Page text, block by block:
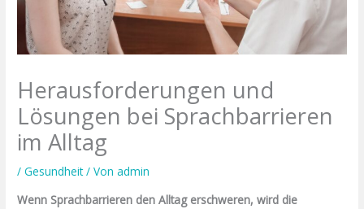
Herausforderungen und
Lösungen bei Sprachbarrieren
im Alltag
/Gesundheit/ Vonadmin
Wenn Sprachbarrieren den Alltag erschweren, wird die